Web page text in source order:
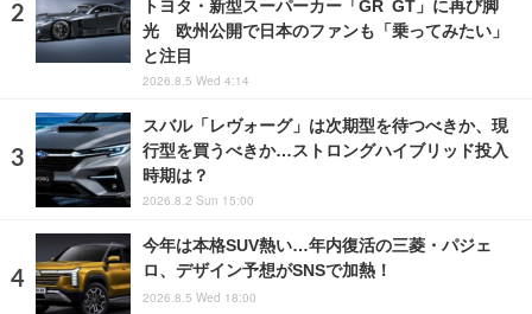
トヨタ・新型スーパーカー「GR GT」に再び脚
光 欧州公開で日本のファンも「乗ってみたい」
と注目
2026.8.5 Wed 4:14
スバル「レヴォーグ」は次期型を待つべきか、現
行型を買うべきか…ストロングハイブリッド投入
時期は？
2026.8.2 Sun 15:00
今年は本格SUV熱い…年内復活の三菱・パジェ
ロ、デザイン予想がSNSで加熱！
2026.8.5 Wed 18:00